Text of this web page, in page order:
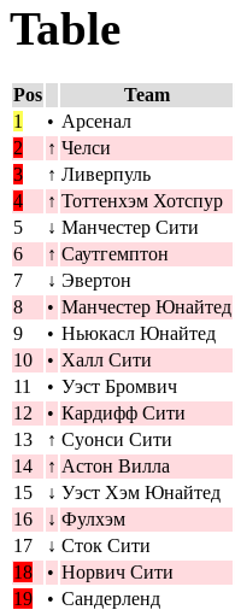
Table
Pos Team
1
• Арсенал
2
↑ Челси
3
↑ Ливерпуль
4
↑ Тоттенхэм Хотспур
5
↓ Манчестер Сити
6
↑ Саутгемптон
7
↓ Эвертон
8
• Манчестер Юнайтед
9
• Ньюкасл Юнайтед
10
• Халл Сити
11
• Уэст Бромвич
12
• Кардифф Сити
13
↑ Суонси Сити
14
↑ Астон Вилла
15
↓ Уэст Хэм Юнайтед
16
↓ Фулхэм
17
↓ Сток Сити
18
• Норвич Сити
19
• Сандерленд